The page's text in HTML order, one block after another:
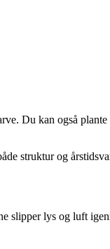
Du kan også
struktur og
slipper lys og luft